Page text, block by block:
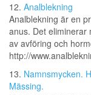
12. Analblekning
Analblekning är en
anus. Det eliminerar
av avföring och
http://
13. Namnsmycken.
Mässing.